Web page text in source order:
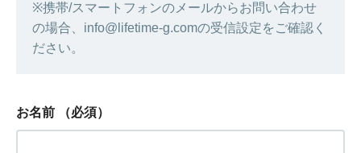
※携帯/スマートフォンのメールからお問い合わせ
の場合、info@lifetime-g.comの受信設定をご確認く
ださい。
お名前 （必須）